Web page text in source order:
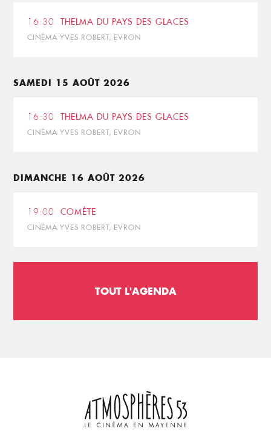
16:30 THELMA DU PAYS DES GLACES
CINÉMA YVES ROBERT, EVRON
SAMEDI 15 AOÛT 2026
16:30 THELMA DU PAYS DES GLACES
CINÉMA YVES ROBERT, EVRON
DIMANCHE 16 AOÛT 2026
19:00 COMÈTE
CINÉMA YVES ROBERT, EVRON
TOUT L'AGENDA